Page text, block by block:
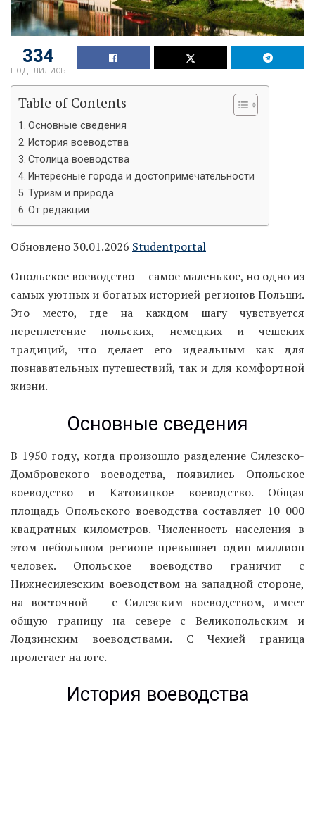
334
ПОДЕЛИЛИСЬ
Table of Contents
Основные сведения
История воеводства
Столица воеводства
Интересные города и достопримечательности
Туризм и природа
От редакции
Обновлено 30.01.2026 Studentportal
Опольское воеводство — самое маленькое, но одно из
самых уютных и богатых историей регионов Польши.
Это место, где на каждом шагу чувствуется
переплетение польских, немецких и чешских
традиций, что делает его идеальным как для
познавательных путешествий, так и для комфортной
жизни.
Основные сведения
В 1950 году, когда произошло разделение Силезско-
Домбровского воеводства, появились Опольское
воеводство и Катовицкое воеводство. Общая
площадь Опольского воеводства составляет 10 000
квадратных километров. Численность населения в
этом небольшом регионе превышает один миллион
человек. Опольское воеводство граничит с
Нижнесилезским воеводством на западной стороне,
на восточной — с Силезским воеводством, имеет
общую границу на севере с Великопольским и
Лодзинским воеводствами. С Чехией граница
пролегает на юге.
История воеводства